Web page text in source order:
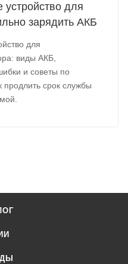
устройство для
зарядить АКБ
для
виды АКБ,
и советы по
продлить срок службы